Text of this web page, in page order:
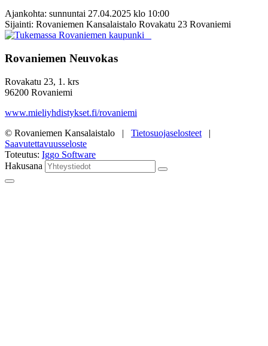
Ajankohta: sunnuntai 27.04.2025 klo 10:00
Sijainti: Rovaniemen Kansalaistalo Rovakatu 23 Rovaniemi
Rovaniemen Neuvokas
Rovakatu 23, 1. krs
96200 Rovaniemi
www.mieliyhdistykset.fi/rovaniemi
© Rovaniemen Kansalaistalo | Tietosuojaselosteet |
Saavutettavuusseloste
Toteutus: Iggo Software
Hakusana